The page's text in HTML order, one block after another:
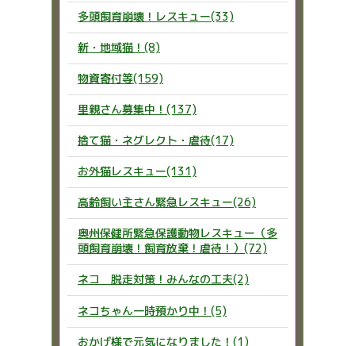
多頭飼育崩壊！レスキュー(33)
新・地域猫！(8)
物資寄付等(159)
里親さん募集中！(137)
捨て猫・ネグレクト・虐待(17)
お外猫レスキュー(131)
高齢飼い主さん緊急レスキュー(26)
奥州保健所緊急保護動物レスキュー（多
頭飼育崩壊！飼育放棄！虐待！）(72)
ネコ 脱走対策！みんなの工夫(2)
ネコちゃん一時預かり中！(5)
おかげ様で元気になりました！(1)